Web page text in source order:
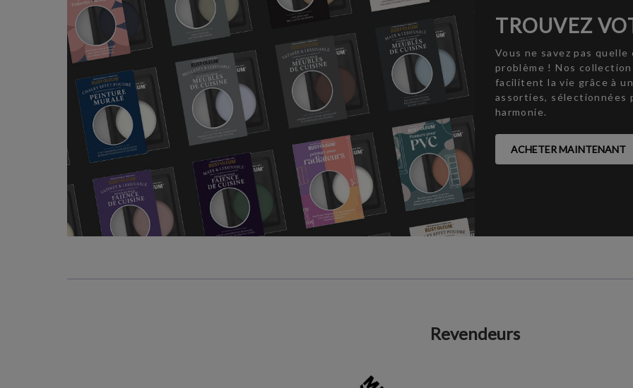
TROUVEZ
Vous ne savez pas
problème ! Nos
facilitent la vie grâce à
assorties, sélectionnées
harmonie.
ACHETER MAINTENANT
Revendeurs